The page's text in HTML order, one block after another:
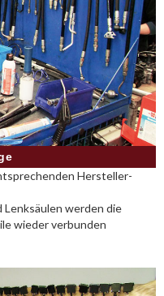
Hersteller-
Lenksäulen werden die
wieder verbunden